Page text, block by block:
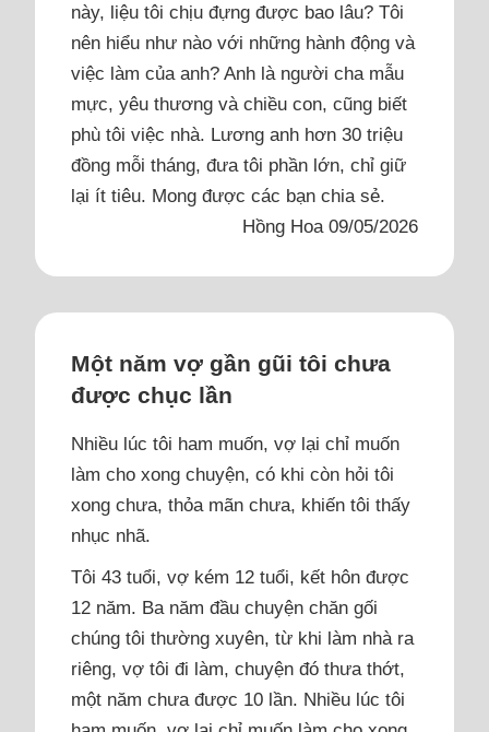
này, liệu tôi chịu đựng được bao lâu? Tôi
nên hiểu như nào với những hành động và
việc làm của anh? Anh là người cha mẫu
mực, yêu thương và chiều con, cũng biết
phù tôi việc nhà. Lương anh hơn 30 triệu
đồng mỗi tháng, đưa tôi phần lớn, chỉ giữ
lại ít tiêu. Mong được các bạn chia sẻ.
Hồng Hoa 09/05/2026
Một năm vợ gần gũi tôi chưa
được chục lần
Nhiều lúc tôi ham muốn, vợ lại chỉ muốn
làm cho xong chuyện, có khi còn hỏi tôi
xong chưa, thỏa mãn chưa, khiến tôi thấy
nhục nhã.
Tôi 43 tuổi, vợ kém 12 tuổi, kết hôn được
12 năm. Ba năm đầu chuyện chăn gối
chúng tôi thường xuyên, từ khi làm nhà ra
riêng, vợ tôi đi làm, chuyện đó thưa thớt,
một năm chưa được 10 lần. Nhiều lúc tôi